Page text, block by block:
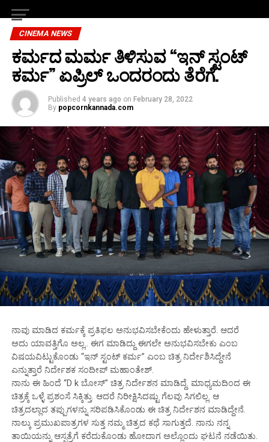
CINEMA NEWS
ಕರ್ಮದ ಮರ್ಮ ತಿಳಿಸುವ “ಇನ್ ಸ್ಟಂಟ್
ಕರ್ಮ” ಏಪ್ರಿಲ್ ಒಂದರಂದು ತೆರೆಗೆ.
Published 4 years ago on February 28, 2022
By popcornkannada.com
ನಾವು ಮಾಡಿದ ಕರ್ಮಕ್ಕೆ ಪ್ರತಿಫಲ ಅನುಭವಿಸಬೇಕೆಂದು ಹೇಳುತ್ತಾರೆ. ಆದರೆ
ಅದು ಯಾವತ್ತಿಗೊ ಅಲ್ಲ.. ಈಗ ಮಾಡಿದ್ದು ಈಗಲೇ ಅನುಭವಿಸಬೇಕು ಎಂಬ
ವಿಷಯವಿಟ್ಟುಕೊಂಡು “ಇನ್ ಸ್ಟಂಟ್ ಕರ್ಮ” ಎಂಬ ಚಿತ್ರ ನಿರ್ದೇಶಿಸಿದ್ದೇನೆ
ಎನ್ನುತ್ತಾರೆ ನಿರ್ದೇಶಕ ಸಂದೀಪ್ ಮಹಾಂತೇಶ್.
ನಾನು ಈ ಹಿಂದೆ “D k ಬೋಸ್” ಚಿತ್ರ ನಿರ್ದೇಶನ ಮಾಡಿದ್ದೆ. ಮಾಧ್ಯಮದಿಂದ ಈ
ಚಿತ್ರಕ್ಕೆ ಒಳ್ಳೆ ಪ್ರಶಂಸೆ ಸಿಕ್ಕಿತ್ತು. ಆದರೆ ನಿರೀಕ್ಷಿಸಿದಷ್ಟು ಗೆಲವು ಸಿಗಲಿಲ್ಲ. ಆ
ಚಿತ್ರದಲ್ಲಾದ ತಪ್ಪುಗಳನ್ನು ಸರಿಪಡಿಸಿಕೊಂಡು ಈ ಚಿತ್ರ ನಿರ್ದೇಶನ ಮಾಡಿದ್ದೇನೆ.
ನಾಲ್ಕು ಪ್ರಮುಖಪಾತ್ರಗಳ ಸುತ್ತ ನಮ್ಮ ಚಿತ್ರದ ಕಥೆ ಸಾಗುತ್ತದೆ. ನಾನು ನನ್ನ
ತಾಯಿಯನ್ನು‌ ಆಸ್ಪತ್ರೆಗೆ ಕರೆದುಕೊಂಡು ಹೋದಾಗ ಅಲ್ಲೊಂದು ಘಟನೆ ನಡೆಯಿತು.